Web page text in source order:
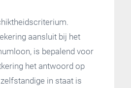
aansluit bij het
is bepalend voor
het antwoord op
in staat is